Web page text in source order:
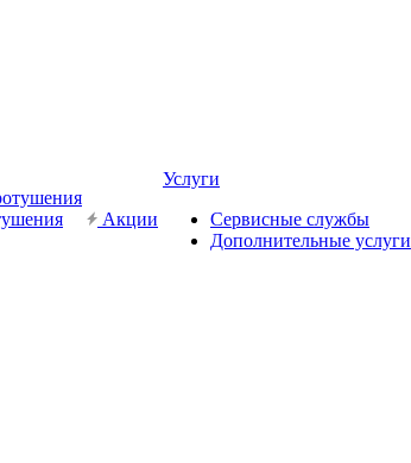
Акции
Услуги
Сервисные службы
Дополнительные услуги